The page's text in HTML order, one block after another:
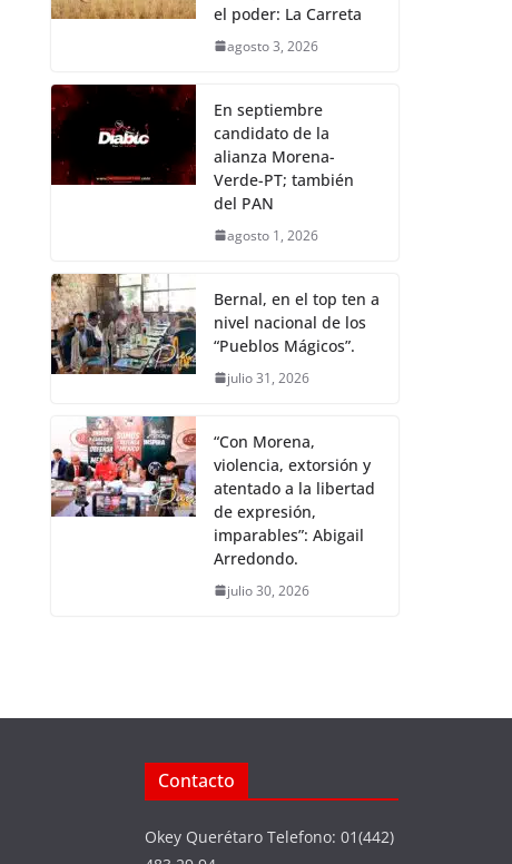
el poder: La Carreta
agosto 3, 2026
En septiembre
candidato de la
alianza Morena-
Verde-PT; también
del PAN
agosto 1, 2026
Bernal, en el top ten a
nivel nacional de los
“Pueblos Mágicos”.
julio 31, 2026
“Con Morena,
violencia, extorsión y
atentado a la libertad
de expresión,
imparables”: Abigail
Arredondo.
julio 30, 2026
Contacto
Okey Querétaro Telefono: 01(442)